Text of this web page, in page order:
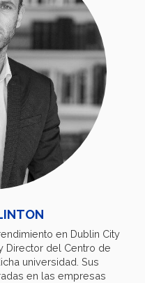
en Dublin City
Director del Centro de
universidad. Sus
en las empresas